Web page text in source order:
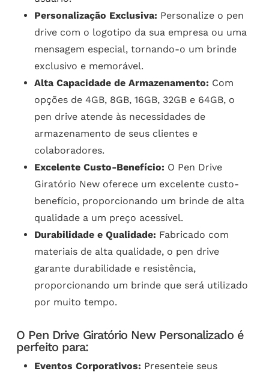
Personalização Exclusiva: Personalize o pen
drive com o logotipo da sua empresa ou uma
mensagem especial, tornando-o um brinde
exclusivo e memorável.
Alta Capacidade de Armazenamento: Com
opções de 4GB, 8GB, 16GB, 32GB e 64GB, o
pen drive atende às necessidades de
armazenamento de seus clientes e
colaboradores.
Excelente Custo-Benefício: O Pen Drive
Giratório New oferece um excelente custo-
benefício, proporcionando um brinde de alta
qualidade a um preço acessível.
Durabilidade e Qualidade: Fabricado com
materiais de alta qualidade, o pen drive
garante durabilidade e resistência,
proporcionando um brinde que será utilizado
por muito tempo.
O Pen Drive Giratório New Personalizado é
perfeito para:
Eventos Corporativos: Presenteie seus